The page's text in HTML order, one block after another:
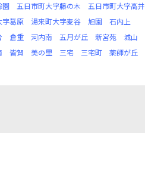
園 五日市町大字藤の木
五日市町大字高井
字葛原 湯来町大字麦谷 旭園
石内上
倉重 河内南 五月が丘 新宮苑
城山
皆賀 美の里 三宅 三宅町
薬師が丘